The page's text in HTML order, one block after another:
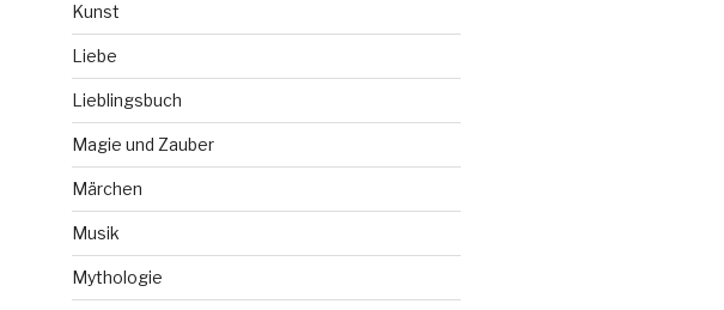
Kunst
Liebe
Lieblingsbuch
Magie und Zauber
Märchen
Musik
Mythologie